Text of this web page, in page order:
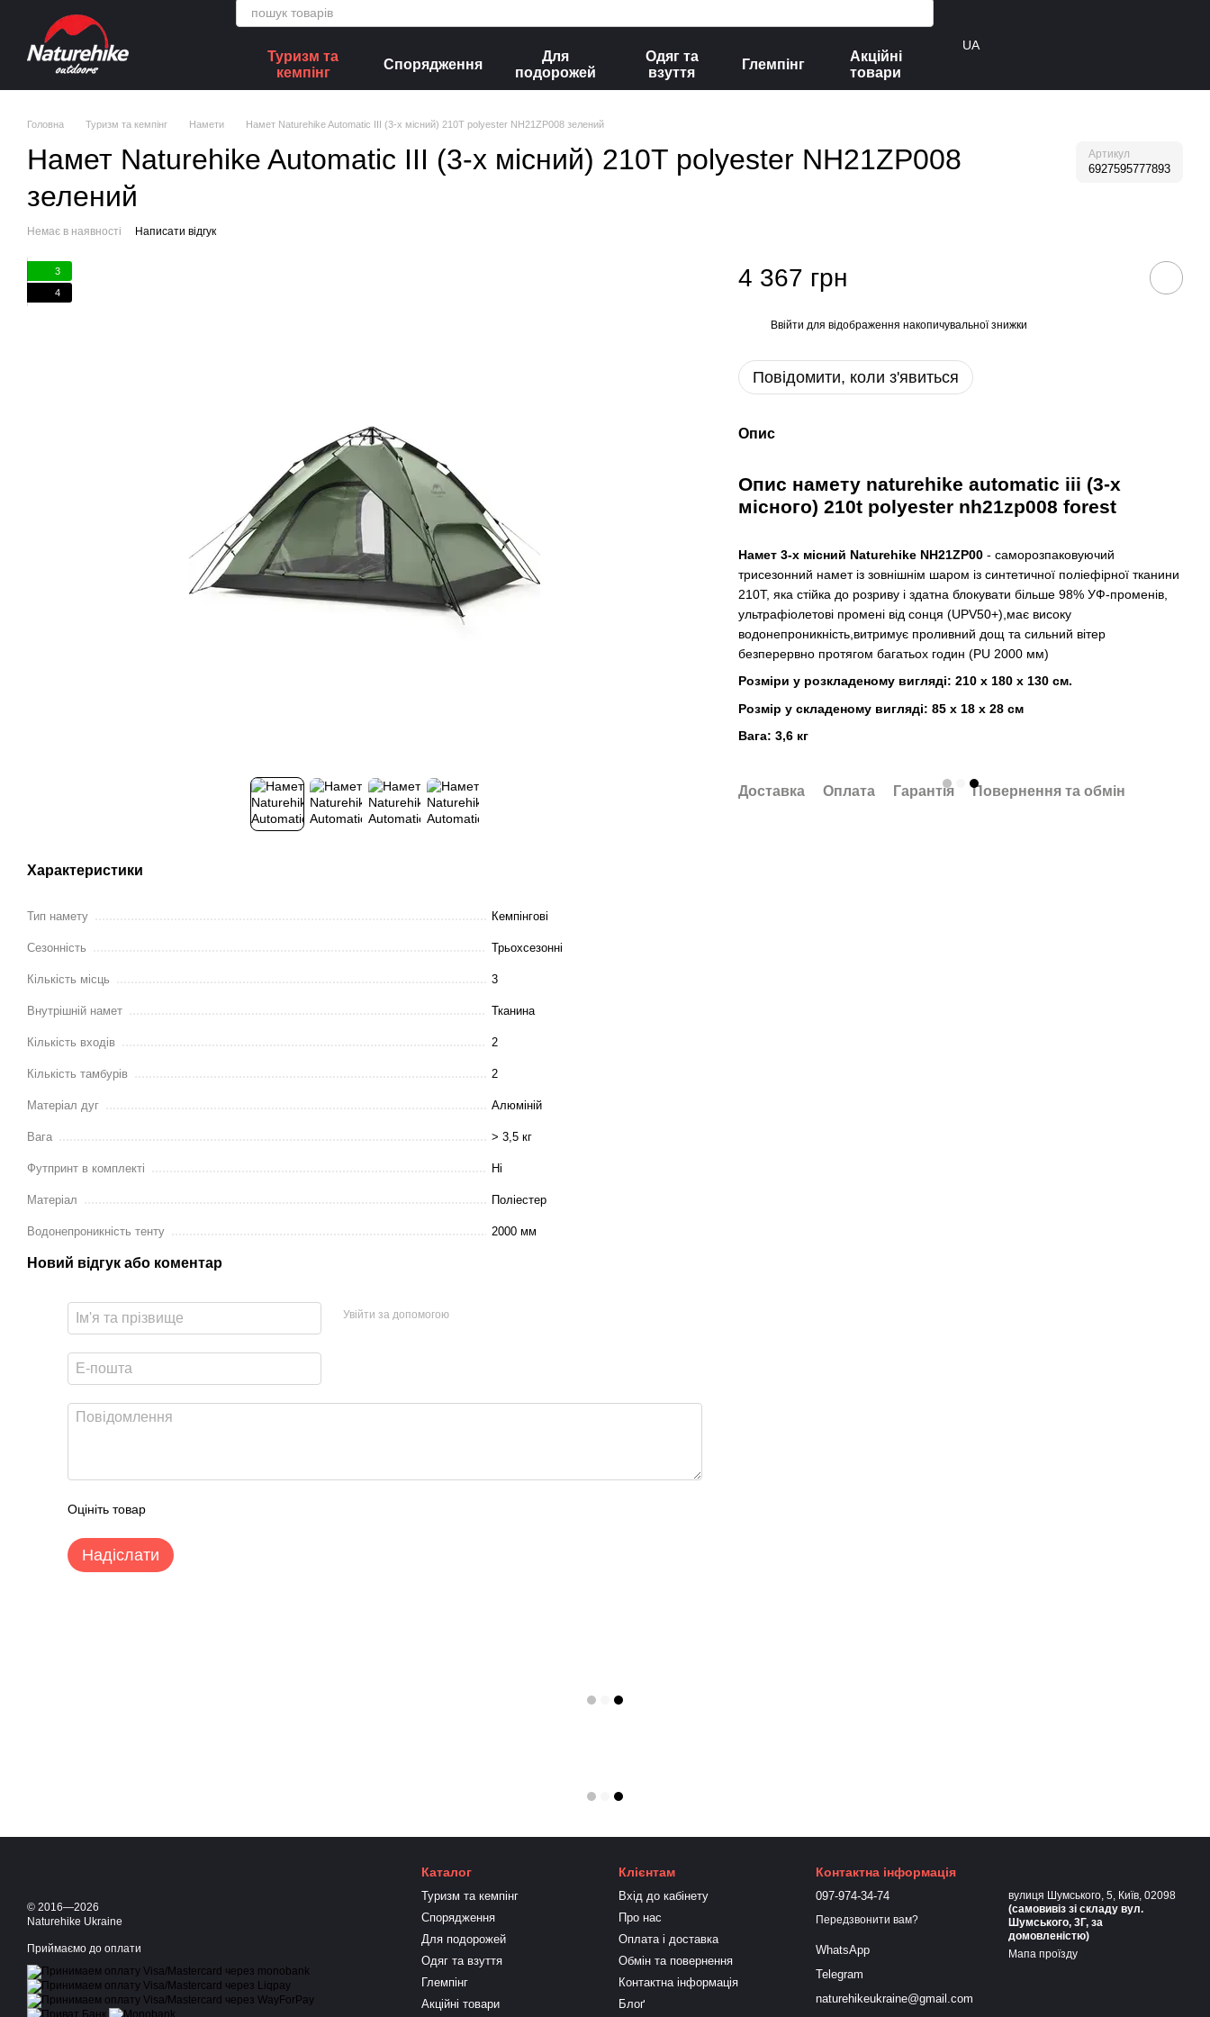
Перейти до основного контенту
Туризм та
кемпінг
Спорядження
Для
подорожей
Одяг та
взуття
Глемпінг
Акційні
товари
UA
Головна Туризм та кемпінг Намети Намет Naturehike Automatic III (3-х місний) 210T polyester NH21ZP008 зелений
Намет Naturehike Automatic III (3-х місний) 210T polyester NH21ZP008
зелений
Артикул
6927595777893
Немає в наявності Написати відгук
3
4
Характеристики
Тип намету Кемпінгові
Сезонність Трьохсезонні
Кількість місць 3
Внутрішній намет Тканина
Кількість входів 2
Кількість тамбурів 2
Матеріал дуг Алюміній
Вага > 3,5 кг
Футпринт в комплекті Ні
Матеріал Поліестер
Водонепроникність тенту 2000 мм
Новий відгук або коментар
Увійти за допомогою
Оцініть товар
Надіслати
4 367 грн
Ввійти для відображення накопичувальної знижки
Повідомити, коли з'явиться
Опис
Опис намету naturehike automatic iii (3-х
місного) 210t polyester nh21zp008 forest
Намет 3-х місний Naturehike NH21ZP00- саморозпаковуючий
трисезонний намет із зовнішнім шаром із синтетичної поліефірної тканини
210T, яка стійка до розриву і здатна блокувати більше 98% УФ-променів,
ультрафіолетові промені від сонця (UPV50+),має високу
водонепроникність,витримує проливний дощ та сильний вітер
безперервно протягом багатьох годин (PU 2000 мм)
Розміри у розкладеному вигляді: 210 x 180 x 130 см.
Розмір у складеному вигляді: 85 х 18 х 28 см
Вага: 3,6 кг
Доставка Оплата Гарантія Повернення та обмін
© 2016—2026
Naturehike Ukraine
Приймаємо до оплати
Каталог
Туризм та кемпінг
Спорядження
Для подорожей
Одяг та взуття
Глемпінг
Акційні товари
Клієнтам
Вхід до кабінету
Про нас
Оплата і доставка
Обмін та повернення
Контактна інформація
Блоґ
Контактна інформація
097-974-34-74
Передзвонити вам?
WhatsApp
Telegram
naturehikeukraine@gmail.com
вулиця Шумського, 5, Київ, 02098
(самовивіз зі складу вул.
Шумського, 3Г, за
домовленістю)
Мапа проїзду